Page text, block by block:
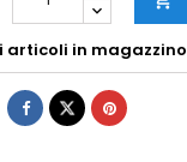
articoli in magazzino